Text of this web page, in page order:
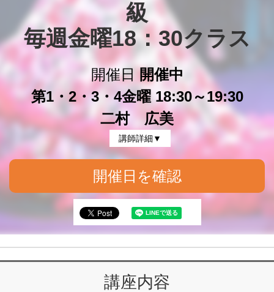
級
毎週金曜18：30クラス
開催日 開催中
第1・2・3・4金曜 18:30～19:30
二村 広美
講師詳細▼
開催日を確認
講座内容